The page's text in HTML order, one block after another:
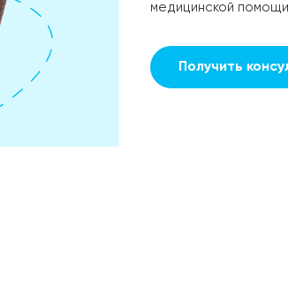
медицинской
Получить